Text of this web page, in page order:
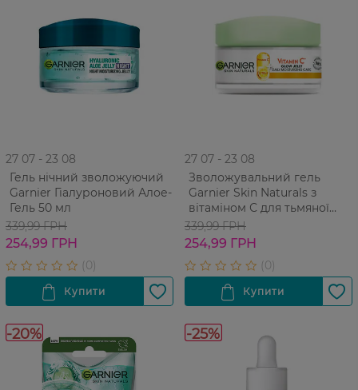
27 07 - 23 08
Гель нічний зволожуючий
Garnier Гіалуроновий Алое-
Гель 50 мл
339,99 ГРН
254,99 ГРН
27 07 - 23 08
Зволожувальний гель
Garnier Skin Naturals з
вітаміном С для тьмяної
шкіри обличчя з ефектом
сяяння та вирівнювання
тону 50 мл
339,99 ГРН
254,99 ГРН
-20% -25%